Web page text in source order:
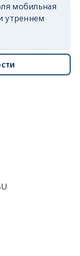
мобильная
утреннем